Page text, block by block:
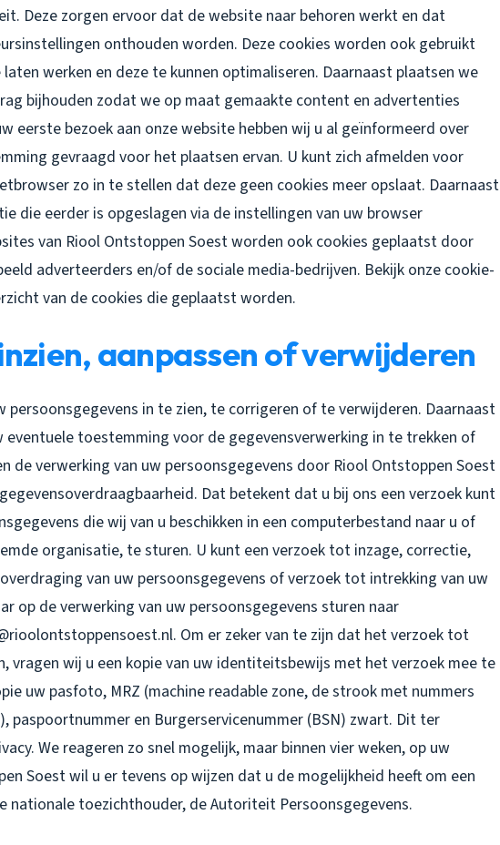
Deze zorgen ervoor dat de website naar behoren werkt en dat
onthouden worden. Deze cookies worden ook gebruikt
werken en deze te kunnen optimaliseren. Daarnaast plaatsen we
bijhouden zodat we op maat gemaakte content en advertenties
eerste bezoek aan onze website hebben wij u al geïnformeerd over
gevraagd voor het plaatsen ervan. U kunt zich afmelden voor
zo in te stellen dat deze geen cookies meer opslaat. Daarnaast
die eerder is opgeslagen via de instellingen van uw browser
van Riool Ontstoppen Soest worden ook cookies geplaatst door
adverteerders en/of de sociale media-bedrijven. Bekijk onze cookie-
van de cookies die geplaatst worden.
aanpassen of verwijderen
persoonsgegevens in te zien, te corrigeren of te verwijderen. Daarnaast
eventuele toestemming voor de gegevensverwerking in te trekken of
de verwerking van uw persoonsgegevens door Riool Ontstoppen Soest
Dat betekent dat u bij ons een verzoek kunt
die wij van u beschikken in een computerbestand naar u of
organisatie, te sturen. U kunt een verzoek tot inzage, correctie,
van uw persoonsgegevens of verzoek tot intrekking van uw
op de verwerking van uw persoonsgegevens sturen naar
Om er zeker van te zijn dat het verzoek tot
vragen wij u een kopie van uw identiteitsbewijs met het verzoek mee te
uw pasfoto, MRZ (machine readable zone, de strook met nummers
paspoortnummer en Burgerservicenummer (BSN) zwart. Dit ter
We reageren zo snel mogelijk, maar binnen vier weken, op uw
Soest wil u er tevens op wijzen dat u de mogelijkheid heeft om een
nationale toezichthouder, de Autoriteit Persoonsgegevens.